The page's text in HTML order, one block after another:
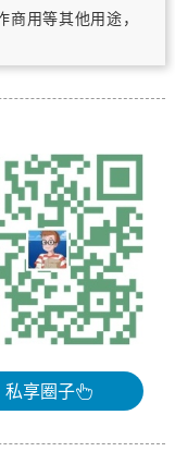
用等其他用途，
私享圈子